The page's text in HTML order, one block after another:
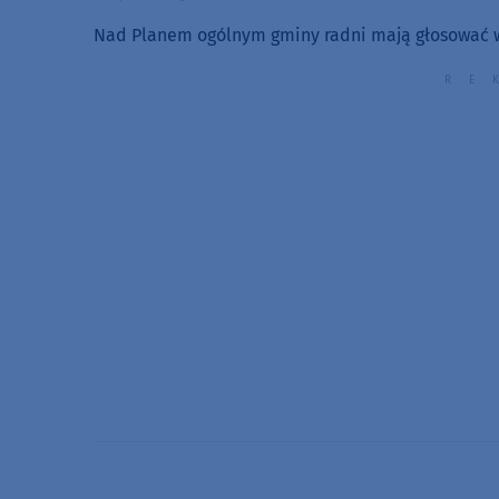
Nad Planem ogólnym gminy radni mają głosować